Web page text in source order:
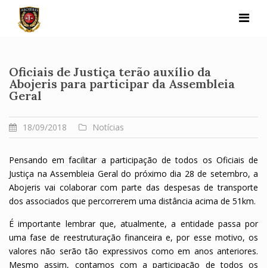
content
Oficiais de Justiça terão auxílio da
Abojeris para participar da Assembleia
Geral
18/09/2018 Notícias
Pensando em facilitar a participação de todos os Oficiais de
Justiça na Assembleia Geral do próximo dia 28 de setembro, a
Abojeris vai colaborar com parte das despesas de transporte
dos associados que percorrerem uma distância acima de 51km.
É importante lembrar que, atualmente, a entidade passa por
uma fase de reestruturação financeira e, por esse motivo, os
valores não serão tão expressivos como em anos anteriores.
Mesmo assim, contamos com a participação de todos os